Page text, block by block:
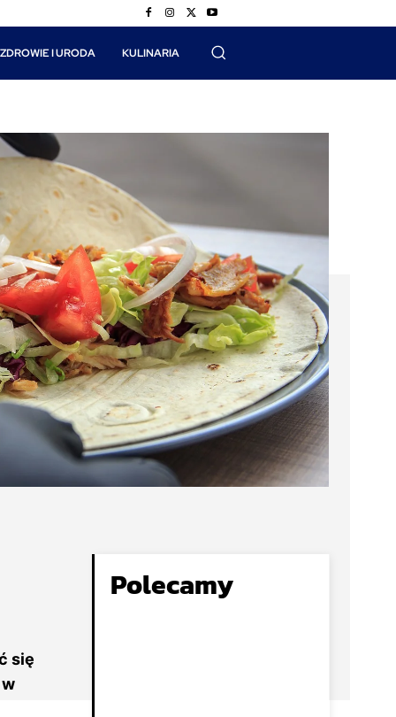
ZDROWIE I URODA KULINARIA
się
Polecamy